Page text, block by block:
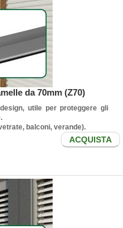
da 70mm (Z70)
utile per proteggere gli
balconi, verande).
ACQUISTA